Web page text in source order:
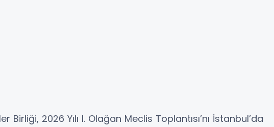
Birliği, 2026 Yılı I. Olağan Meclis Toplantısı’nı İstanbul’da